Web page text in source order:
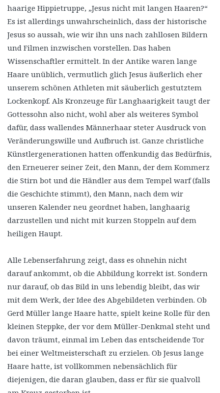
haarige Hippietruppe, „Jesus nicht mit langen Haaren?“
Es ist allerdings unwahrscheinlich, dass der historische
Jesus so aussah, wie wir ihn uns nach zahllosen Bildern
und Filmen inzwischen vorstellen. Das haben
Wissenschaftler ermittelt. In der Antike waren lange
Haare unüblich, vermutlich glich Jesus äußerlich eher
unserem schönen Athleten mit säuberlich gestutztem
Lockenkopf. Als Kronzeuge für Langhaarigkeit taugt der
Gottessohn also nicht, wohl aber als weiteres Symbol
dafür, dass wallendes Männerhaar steter Ausdruck von
Veränderungswille und Aufbruch ist. Ganze christliche
Künstlergenerationen hatten offenkundig das Bedürfnis,
den Erneuerer seiner Zeit, den Mann, der dem Kommerz
die Stirn bot und die Händler aus dem Tempel warf (falls
die Geschichte stimmt), den Mann, nach dem wir
unseren Kalender neu geordnet haben, langhaarig
darzustellen und nicht mit kurzen Stoppeln auf dem
heiligen Haupt.
Alle Lebenserfahrung zeigt, dass es ohnehin nicht
darauf ankommt, ob die Abbildung korrekt ist. Sondern
nur darauf, ob das Bild in uns lebendig bleibt, das wir
mit dem Werk, der Idee des Abgebildeten verbinden. Ob
Gerd Müller lange Haare hatte, spielt keine Rolle für den
kleinen Steppke, der vor dem Müller-Denkmal steht und
davon träumt, einmal im Leben das entscheidende Tor
bei einer Weltmeisterschaft zu erzielen. Ob Jesus lange
Haare hatte, ist vollkommen nebensächlich für
diejenigen, die daran glauben, dass er für sie qualvoll